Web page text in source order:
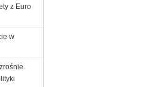
z Euro
w